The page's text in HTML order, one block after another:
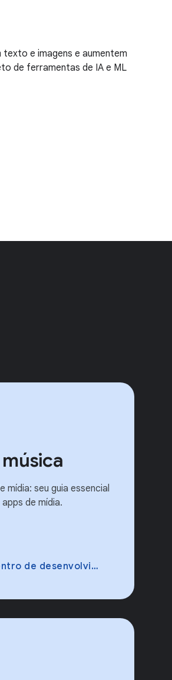
e imagens e aumentem
de ferramentas de IA e ML
mídia: seu guia essencial
de mídia.
de desenvolvimento